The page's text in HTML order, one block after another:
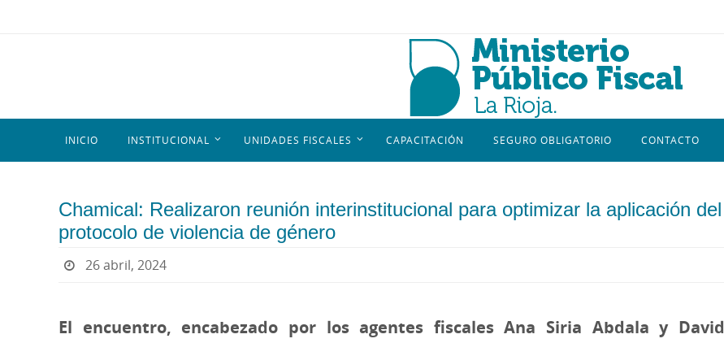
INICIO INSTITUCIONAL UNIDADES FISCALES CAPACITACIÓN SEGURO OBLIGATORIO CONTACTO
Chamical: Realizaron reunión interinstitucional para optimizar la aplicación del
protocolo de violencia de género
26 abril, 2024
El encuentro, encabezado por los agentes fiscales Ana Siria Abdala y David